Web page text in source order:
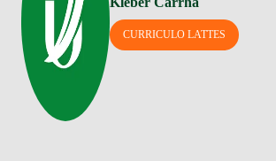
CURRICULO LATTES